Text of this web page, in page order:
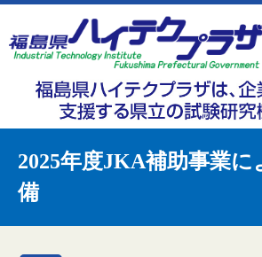
ー
。
ニ
て
2025年度JKA補助事業に
備